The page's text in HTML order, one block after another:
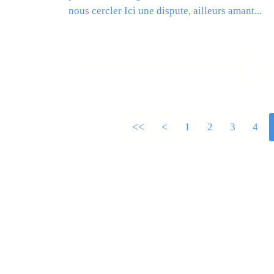
nous cercler Ici une dispute, ailleurs amant...
<< < 1 2 3 4